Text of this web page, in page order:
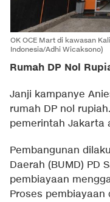
OK OCE Mart di kawasan
Indonesia/Adhi Wicaksono)
Rumah DP Nol
Janji kampanye
rumah DP nol
pemerintah Jakarta
Pembangunan
Daerah (BUMD) PD
pembiayaan
Proses